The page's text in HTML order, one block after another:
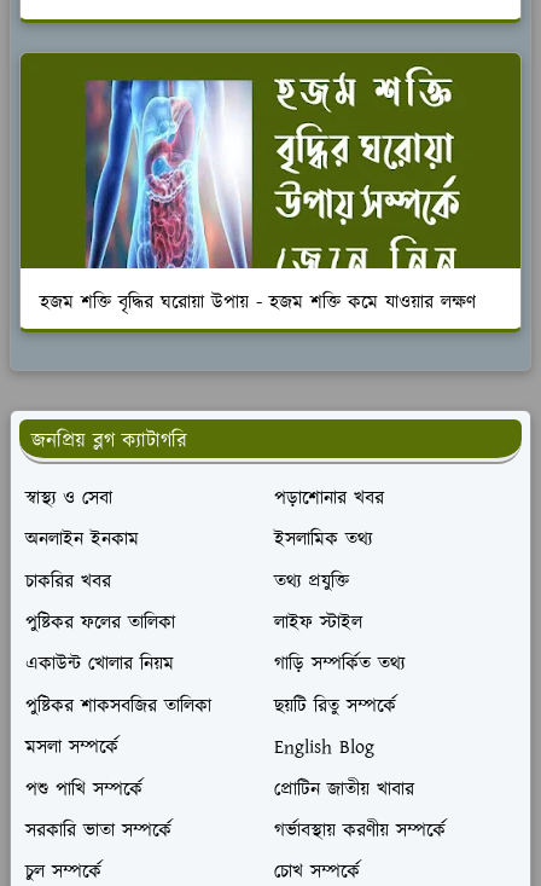
হজম শক্তি বৃদ্ধির ঘরোয়া উপায় - হজম শক্তি কমে যাওয়ার লক্ষণ
জনপ্রিয় ব্লগ ক্যাটাগরি
স্বাস্থ্য ও সেবা
পড়াশোনার খবর
অনলাইন ইনকাম
ইসলামিক তথ্য
চাকরির খবর
তথ্য প্রযুক্তি
পুষ্টিকর ফলের তালিকা
লাইফ স্টাইল
একাউন্ট খোলার নিয়ম
গাড়ি সম্পর্কিত তথ্য
পুষ্টিকর শাকসবজির তালিকা
ছয়টি রিতু সম্পর্কে
মসলা সম্পর্কে
English Blog
পশু পাখি সম্পর্কে
প্রোটিন জাতীয় খাবার
সরকারি ভাতা সম্পর্কে
গর্ভাবস্থায় করণীয় সম্পর্কে
চুল সম্পর্কে
চোখ সম্পর্কে